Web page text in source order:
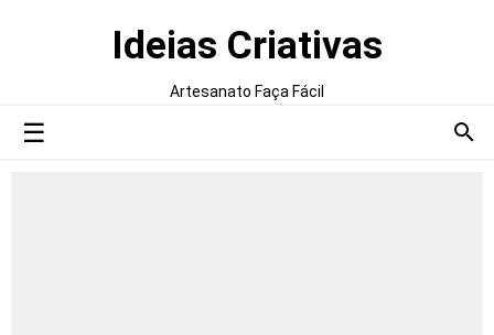
Ideias Criativas
Artesanato Faça Fácil